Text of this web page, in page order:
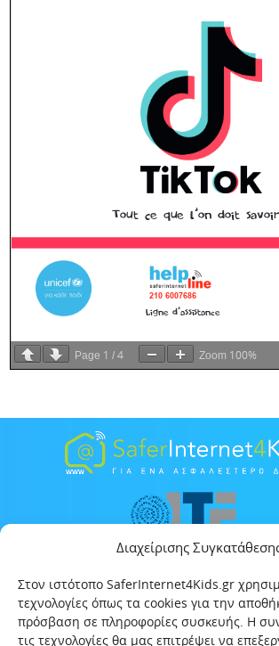
Διαχείρισης
Στον ιστότοπο SaferInternet4Kids.gr
τεχνολογίες όπως τα cookies για την
πρόσβαση σε πληροφορίες συσκευής. Η
τις τεχνολογίες θα μας επιτρέψει να
Page 1 /4 Zoom 100%